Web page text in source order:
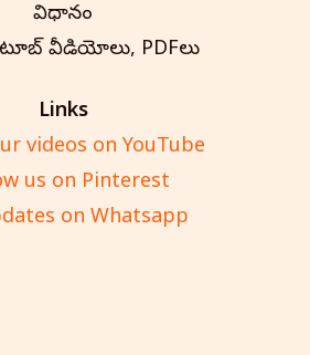
విధానం
వీడియోలు, PDFలు
Links
videos on YouTube
us on Pinterest
on Whatsapp